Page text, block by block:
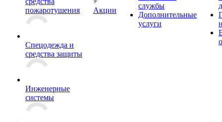
пожаротушения
Спецодежда и
средства защиты
Инженерные
системы
Акции
службы
Дополнительные
услуги